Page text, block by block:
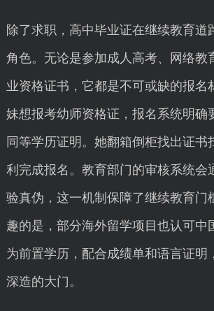
除了求职，高中毕业证在继续教育道
角色。无论是参加成人高考、网络教
业资格证书，它都是不可或缺的报名
妹想报考幼师资格证，报名系统明确
同等学历证明。她翻箱倒柜找出证书
利完成报名。教育部门的审核系统会
验真伪，这一机制保障了继续教育门
趣的是，部分海外留学项目也认可中
为前置学历，配合成绩单和语言证明
深造的大门。